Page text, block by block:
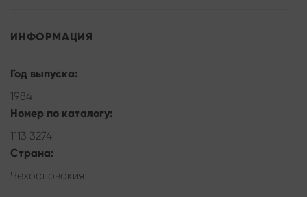
ИНФОРМАЦИЯ
Год выпуска:
1984
Номер по каталогу:
1113 3274
Страна:
Чехословакия